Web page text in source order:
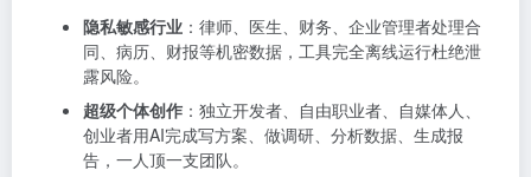
隐私敏感行业 ：律师、医生、财务、企业管理者处理合
同、病历、财报等机密数据，工具完全离线运行杜绝泄
露风险。
超级个体创作 ：独立开发者、自由职业者、自媒体人、
创业者用AI完成写方案、做调研、分析数据、生成报
告，一人顶一支团队。